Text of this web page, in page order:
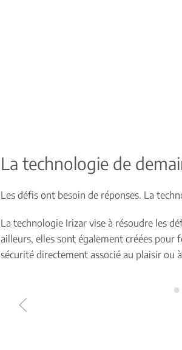
La technologie de
Les défis ont besoin de réponses. La
La technologie Irizar vise à résoudre les
ailleurs, elles sont également créées
sécurité directement associé au plaisir ou